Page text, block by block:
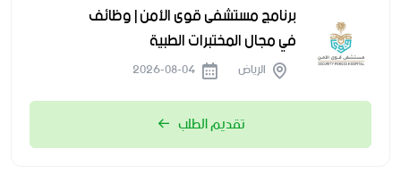
برنامج مستشفى قوى الأمن | وظائف
في مجال المختبرات الطبية
الرياض
تقديم الطلب